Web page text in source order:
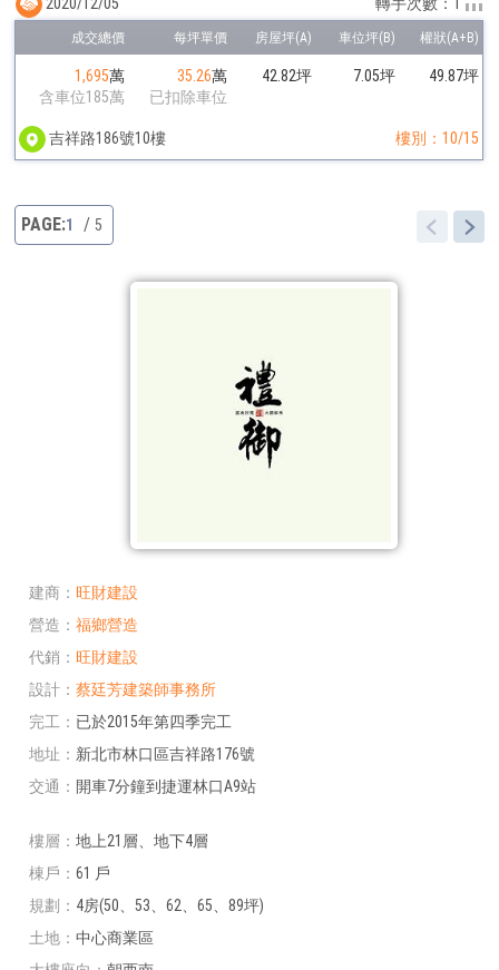
建商
旺財建設
營造
福鄉營造
代銷
旺財建設
設計
蔡廷芳建築師事務所
完工
已於2015年第四季完工
地址
新北市林口區吉祥路176號
交通
開車7分鐘到捷運林口A9站
樓層
地上21層、地下4層
棟戶
61 戶
規劃
4房(50、53、62、65、89坪)
土地
中心商業區
1,695萬
含車位185萬
35.26萬
已扣除車位
42.82坪 7.05坪 49.87坪
吉祥路186號10樓 樓別：10/15
轉手次數：1
1 5